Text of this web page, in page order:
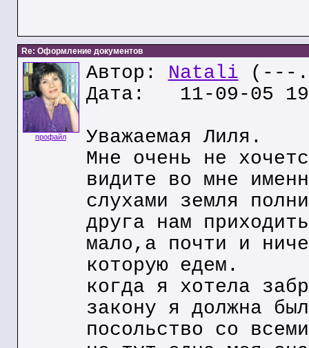
Re: Оформление документов
профайл
Автор: Natali (---
Дата: 11-09-05
Уважаемая Лиля.
Мне очень не
видите во мне
слухами земля
друга нам
мало,а почти и
которую едем.
когда я хотела
закону я должна
посольство со